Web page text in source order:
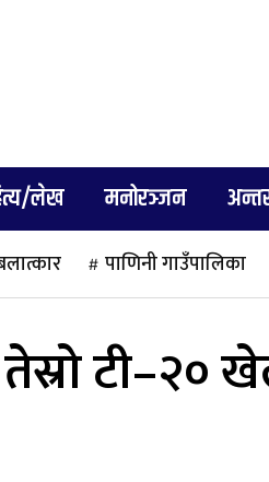
लेख मनोरञ्जन
पाणिनी गाउँपालिका
टी–२०